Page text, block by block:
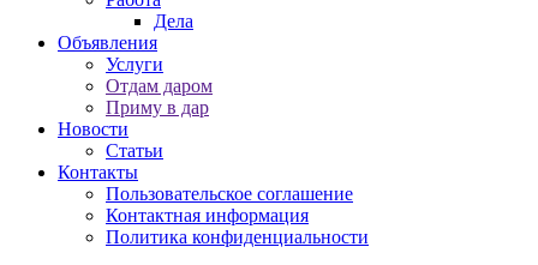
Дела
Объявления
Услуги
Отдам даром
Приму в дар
Новости
Статьи
Контакты
Пользовательское соглашение
Контактная информация
Политика конфиденциальности